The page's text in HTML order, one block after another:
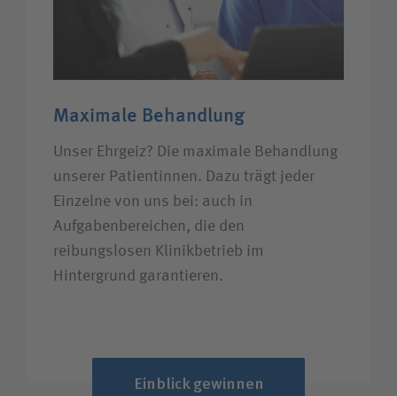
Maximale Behandlung
Unser Ehrgeiz? Die maximale Behandlung
unserer Patientinnen. Dazu trägt jeder
Einzelne von uns bei: auch in
Aufgabenbereichen, die den
reibungslosen Klinikbetrieb im
Hintergrund garantieren.
Einblick gewinnen